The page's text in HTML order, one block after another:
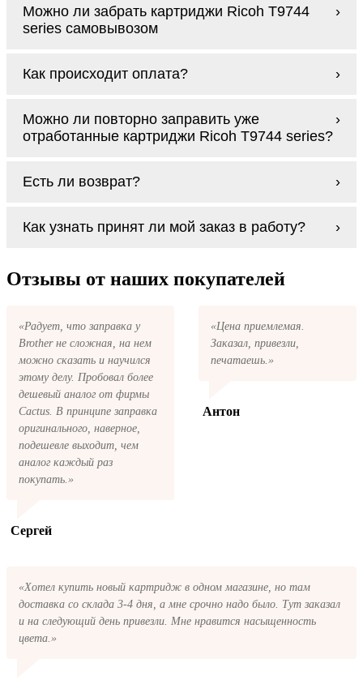
Можно ли забрать картриджи Ricoh T9744
series самовывозом
доставим заказ и сделаем это бесплатно
доставляем Вам картриджи Ricoh T9744
series
Как происходит оплата?
series наличными курьеру при получении
заказа.
Можно ли повторно заправить уже
отработанные картриджи Ricoh T9744 series?
процесс проще, в случае с оригиналами
В любом случае вы можете заправить
картриджи Ricoh T9744 series. У нас можно
моделей принтеров.
Есть ли возврат?
какой-то причине вам не подошли, мы при
Как узнать принят ли мой заказ в работу?
Ricoh T9744 series на указанную вами
электронную почту придёт письмо с копией
чтобы оформить доставку. Если вы не
получили письмо с копией заказа,
пожалуйста, свяжитесь с нами через сервис
обратная связь, или позвоните.
Отзывы от наших покупателей
«Радует, что заправка у
Brother не сложная, на нем
можно сказать и научился
этому делу. Пробовал более
дешевый аналог от фирмы
Cactus. В принципе заправка
оригинального, наверное,
подешевле выходит, чем
аналог каждый раз
покупать.»
Сергей
«Цена приемлемая.
Заказал, привезли,
печатаешь.»
Антон
«Хотел купить новый картридж в одном магазине, но там
доставка со склада 3-4 дня, а мне срочно надо было. Тут заказал
и на следующий день привезли. Мне нравится насыщенность
цвета.»